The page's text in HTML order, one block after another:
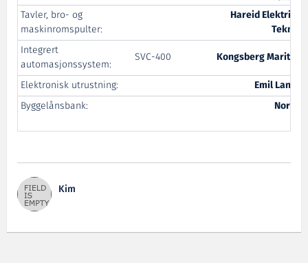
Tavler, bro- og
maskinromspulter:
Hareid Elektriske
Teknikk
Integrert
automasjonssystem:
SVC-400
Kongsberg Maritime
Elektronisk utrustning:
Emil Langva
Byggelånsbank:
Nordea
Kim